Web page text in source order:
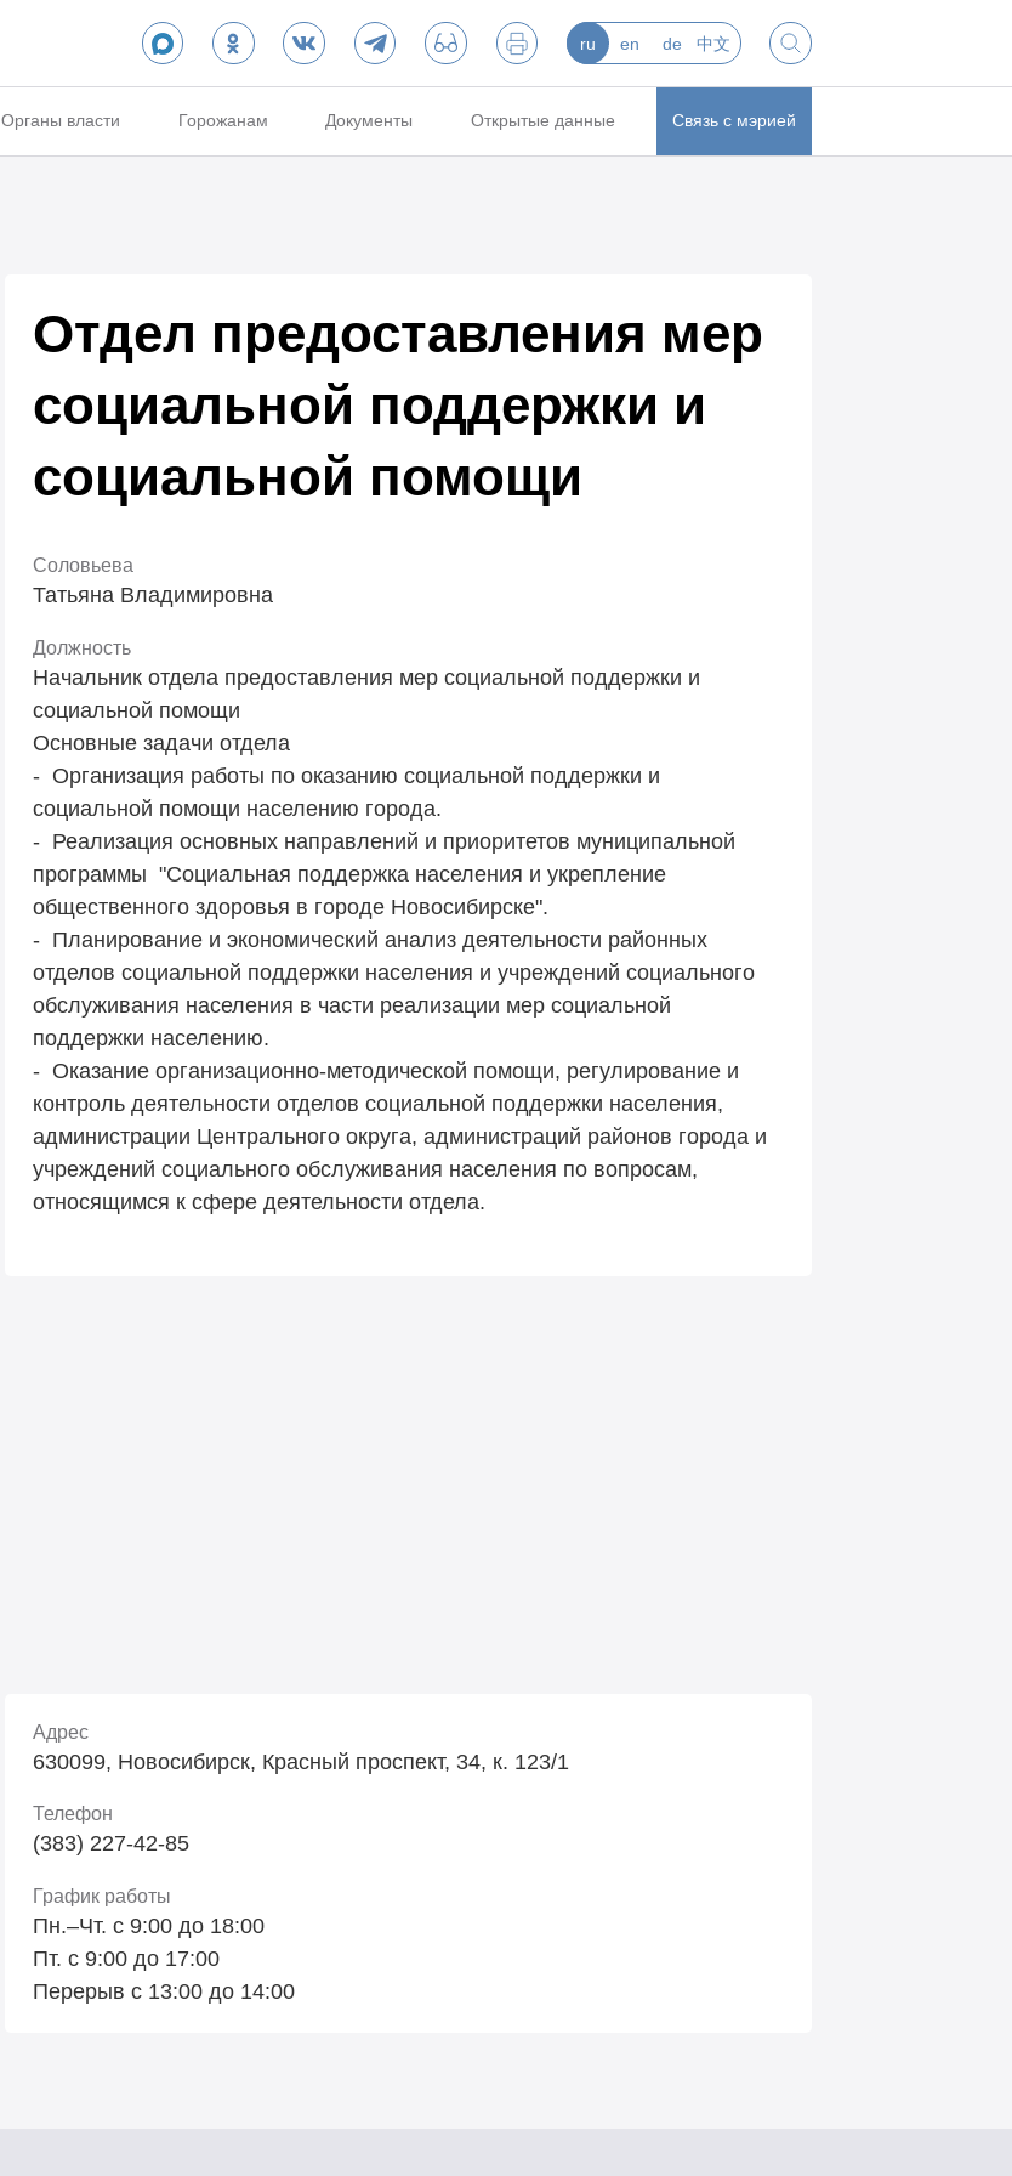
ru en de 中文
Органы власти Горожанам Документы Открытые данные Связь с мэрией
Отдел предоставления мер
социальной поддержки и
социальной помощи
Соловьева
Татьяна Владимировна
Должность
Начальник отдела предоставления мер социальной поддержки и
социальной помощи
Основные задачи отдела
- Организация работы по оказанию социальной поддержки и
социальной помощи населению города.
- Реализация основных направлений и приоритетов муниципальной
программы "Социальная поддержка населения и укрепление
общественного здоровья в городе Новосибирске".
- Планирование и экономический анализ деятельности районных
отделов социальной поддержки населения и учреждений социального
обслуживания населения в части реализации мер социальной
поддержки населению.
- Оказание организационно-методической помощи, регулирование и
контроль деятельности отделов социальной поддержки населения,
администрации Центрального округа, администраций районов города и
учреждений социального обслуживания населения по вопросам,
относящимся к сфере деятельности отдела.
Адрес
630099, Новосибирск, Красный проспект, 34, к. 123/1
Телефон
(383) 227-42-85
График работы
Пн.–Чт. с 9:00 до 18:00
Пт. с 9:00 до 17:00
Перерыв с 13:00 до 14:00